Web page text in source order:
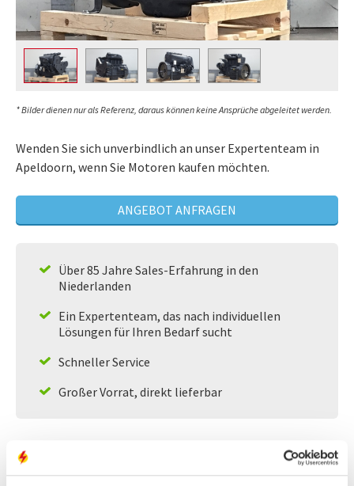
* Bilder dienen nur als Referenz, daraus können keine Ansprüche abgeleitet werden.
Wenden Sie sich unverbindlich an unser Expertenteam in
Apeldoorn, wenn Sie Motoren kaufen möchten.
ANGEBOT ANFRAGEN
Über 85 Jahre Sales-Erfahrung in den
Niederlanden
Ein Expertenteam, das nach individuellen
Lösungen für Ihren Bedarf sucht
Schneller Service
Großer Vorrat, direkt lieferbar
Produktinformation